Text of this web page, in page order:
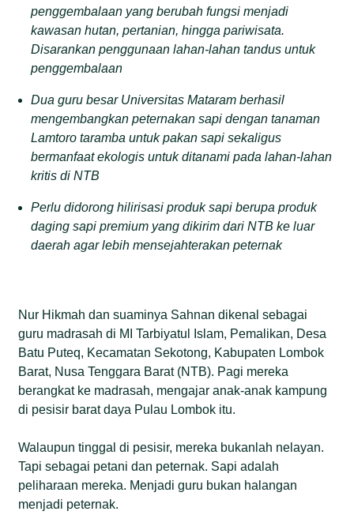
penggembalaan yang berubah fungsi menjadi
kawasan hutan, pertanian, hingga pariwisata.
Disarankan penggunaan lahan-lahan tandus untuk
penggembalaan
Dua guru besar Universitas Mataram berhasil
mengembangkan peternakan sapi dengan tanaman
Lamtoro taramba untuk pakan sapi sekaligus
bermanfaat ekologis untuk ditanami pada lahan-lahan
kritis di NTB
Perlu didorong hilirisasi produk sapi berupa produk
daging sapi premium yang dikirim dari NTB ke luar
daerah agar lebih mensejahterakan peternak
Nur Hikmah dan suaminya Sahnan dikenal sebagai
guru madrasah di MI Tarbiyatul Islam, Pemalikan, Desa
Batu Puteq, Kecamatan Sekotong, Kabupaten Lombok
Barat, Nusa Tenggara Barat (NTB). Pagi mereka
berangkat ke madrasah, mengajar anak-anak kampung
di pesisir barat daya Pulau Lombok itu.
Walaupun tinggal di pesisir, mereka bukanlah nelayan.
Tapi sebagai petani dan peternak. Sapi adalah
peliharaan mereka. Menjadi guru bukan halangan
menjadi peternak.